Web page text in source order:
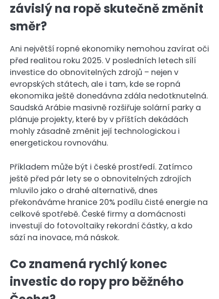
závislý na ropě skutečně změnit
směr?
Ani největší ropné ekonomiky nemohou zavírat oči
před realitou roku 2025. V posledních letech sílí
investice do obnovitelných zdrojů – nejen v
evropských státech, ale i tam, kde se ropná
ekonomika ještě donedávna zdála nedotknutelná.
Saudská Arábie masivně rozšiřuje solární parky a
plánuje projekty, které by v příštích dekádách
mohly zásadně změnit její technologickou i
energetickou rovnováhu.
Příkladem může být i české prostředí. Zatímco
ještě před pár lety se o obnovitelných zdrojích
mluvilo jako o drahé alternativě, dnes
překonáváme hranice 20% podílu čisté energie na
celkové spotřebě. České firmy a domácnosti
investují do fotovoltaiky rekordní částky, a kdo
sází na inovace, má náskok.
Co znamená rychlý konec
investic do ropy pro běžného